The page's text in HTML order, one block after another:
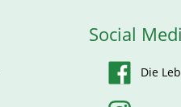
Social
Die